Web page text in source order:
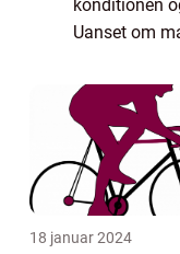
konditionen
Uanset om
komme i
18 januar 2024